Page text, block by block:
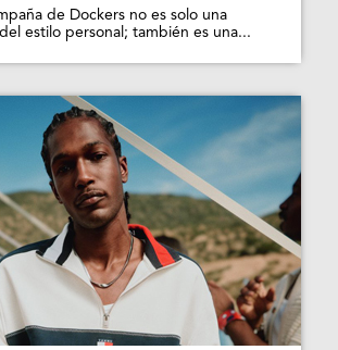
de Dockers no es solo una
estilo personal; también es una...